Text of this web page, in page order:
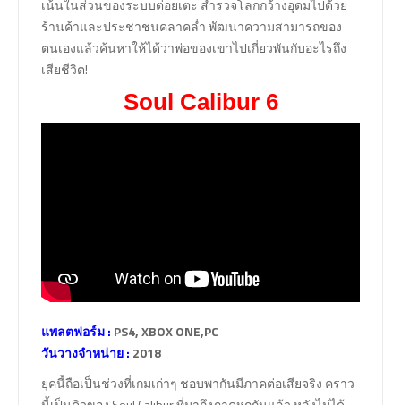
เน้นในส่วนของระบบต่อยเตะ สำรวจโลกกว้างอุดมไปด้วย
ร้านค้าและประชาชนคลาคล่ำ พัฒนาความสามารถของ
ตนเองแล้วค้นหาให้ได้ว่าพ่อของเขาไปเกี่ยวพันกับอะไรถึง
เสียชีวิต!
Soul Calibur 6
แพลตฟอร์ม : PS4, XBOX ONE,PC
วันวางจำหน่าย : 2018
ยุคนี้ถือเป็นช่วงที่เกมเก่าๆ ชอบพากันมีภาคต่อเสียจริง คราว